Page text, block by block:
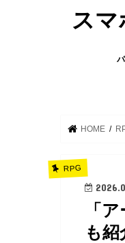
スマ
HOME
RPG
「
も紹